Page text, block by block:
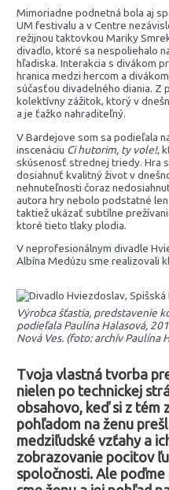
Mimoriadne podnetná bola aj
UM festivalu a v Centre
režijnou taktovkou Mariky
divadlo, ktoré sa nespoliehalo
hľadiska. Interakcia s divákom
hranica medzi hercom a
súčasťou divadelného diania. Z
kolektívny zážitok, ktorý v
a je ťažko nahraditeľný.
V Bardejove som sa podieľala
inscenáciu Ci hutorim, ty vole!,
skúsenosť strednej triedy. Hra
dosiahnuť kvalitný život v
nehnuteľnosti čoraz
autora hry nebolo podstatné
taktiež ukázať subtílne
ktoré tieto tlaky plodia.
V neprofesionálnym divadle
Albína Medúzu sme realizovali
Výrobca šťastia, predstavenie
podieľala Paulína Halasová,
Nová Ves. (foto: archív Paulína
Tvoja vlastná tvorba
nielen po technickej
obsahovo, keď si z tém
pohľadom na ženu
medziľudské vzťahy a
zobrazovanie pocitov
spoločnosti. Ale